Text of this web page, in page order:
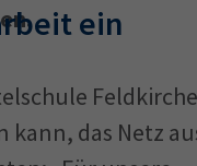
ein
das Netz